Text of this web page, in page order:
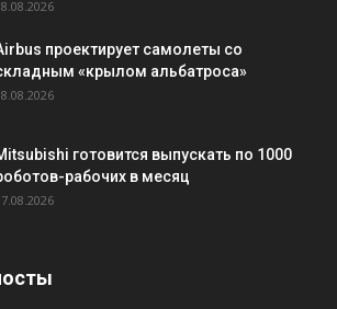
проектирует самолеты со
«крылом альбатроса»
готовится выпускать по 1000
рабочих в месяц